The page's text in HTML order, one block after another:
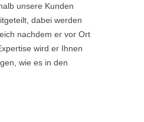
unsere Kunden
dabei werden
nachdem er vor Ort
wird er Ihnen
wie es in den